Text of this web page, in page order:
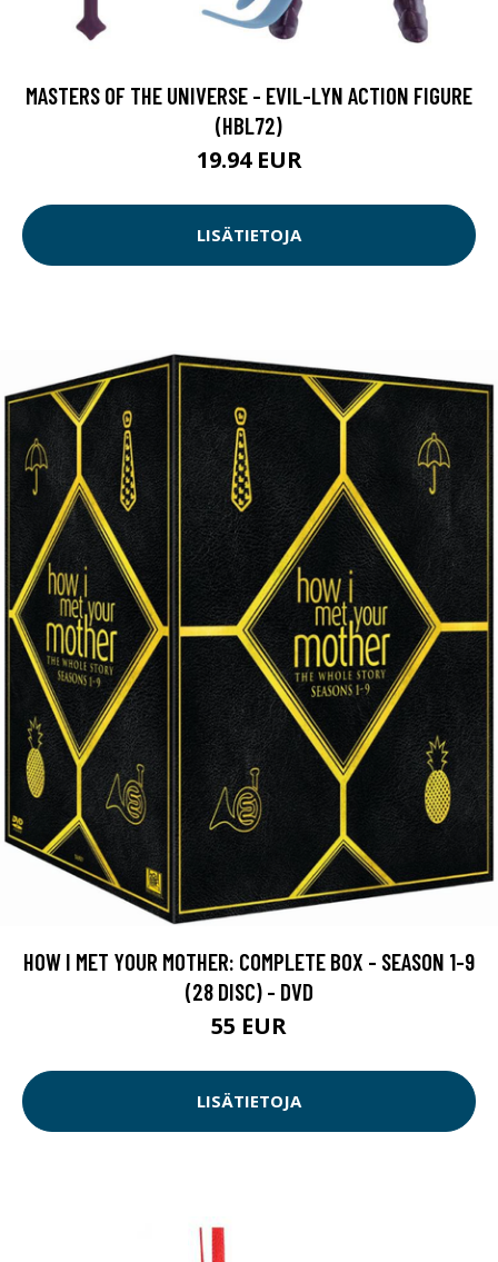
MASTERS OF THE UNIVERSE - EVIL-LYN ACTION FIGURE
(HBL72)
19.94 EUR
LISÄTIETOJA
HOW I MET YOUR MOTHER: COMPLETE BOX - SEASON 1-9
(28 DISC) - DVD
55 EUR
LISÄTIETOJA